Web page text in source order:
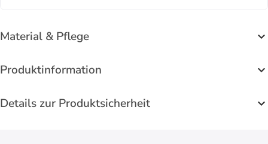
Material & Pflege
Produktinformation
Details zur Produktsicherheit